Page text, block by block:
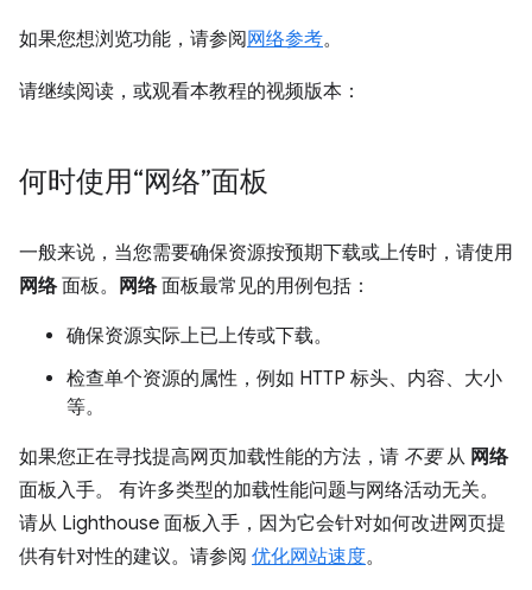
如果您想浏览功能，请参阅 网络参考。
请继续阅读，或观看本教程的视频版本：
何时使用“网络”面板
一般来说，当您需要确保资源按预期下载或上传时，请使用
网络面板。 网络面板最常见的用例包括：
确保资源实际上已上传或下载。
检查单个资源的属性，例如 HTTP 标头、内容、大小
等。
如果您正在寻找提高网页加载性能的方法，请 不要从 网络
面板入手。 有许多类型的加载性能问题与网络活动无关。
请从 Lighthouse 面板入手，因为它会针对如何改进网页提
供有针对性的建议。请参阅 优化网站速度。